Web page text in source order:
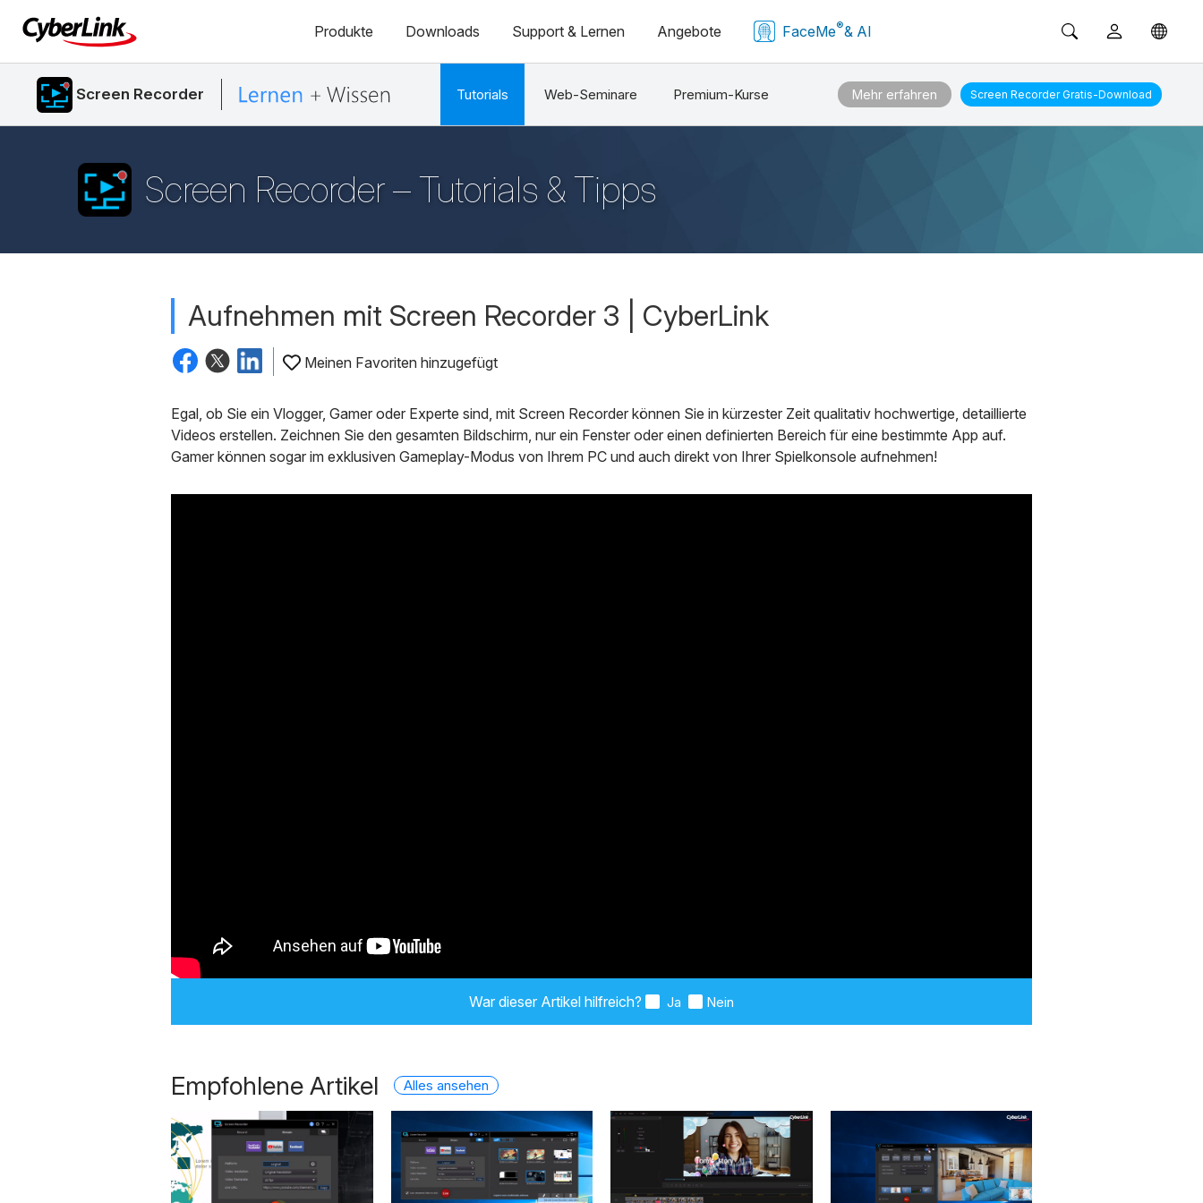
Produkte Downloads Support & Lernen Angebote FaceMe®& AI
Screen Recorder Tutorials Web-Seminare Premium-Kurse Mehr erfahren Screen RecorderGratis-Download
Screen Recorder – Tutorials & Tipps
Aufnehmen mit Screen Recorder 3 | CyberLink
Meinen Favoriten hinzugefügt
Egal, ob Sie ein Vlogger, Gamer oder Experte sind, mit Screen Recorder können Sie in kürzester Zeit qualitativ hochwertige, detaillierte
Videos erstellen. Zeichnen Sie den gesamten Bildschirm, nur ein Fenster oder einen definierten Bereich für eine bestimmte App auf.
Gamer können sogar im exklusiven Gameplay-Modus von Ihrem PC und auch direkt von Ihrer Spielkonsole aufnehmen!
War dieser Artikel hilfreich? Ja Nein
Empfohlene Artikel Alles ansehen